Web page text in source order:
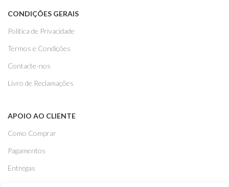
CONDIÇÕES GERAIS
Politica de Privacidade
Termos e Condições
Contacte-nos
Livro de Reclamações
APOIO AO CLIENTE
Como Comprar
Pagamentos
Entregas